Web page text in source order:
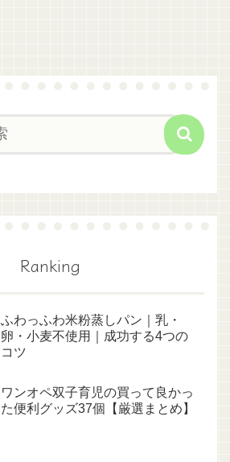
Ranking
ふわっふわ米粉蒸しパン｜乳・
卵・小麦不使用｜成功する4つの
コツ
ワンオペ双子育児の買って良かっ
た便利グッズ37個【厳選まとめ】